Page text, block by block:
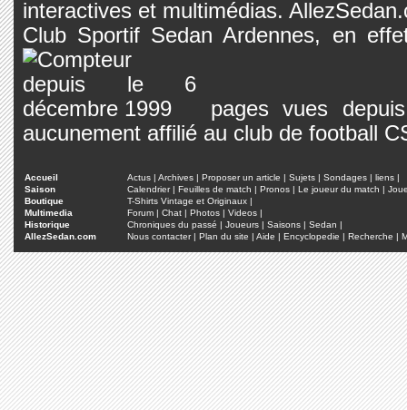
interactives et multimédias.
Club Sportif Sedan Ardennes, en
pages vues
aucunement affilié au club de football
Accueil Actus | Archives | Proposer un article | Sujets | Sondages | liens |
Saison
Calendrier| Feuilles de match | Pronos | Le joueur du match |
Boutique
T-Shirts Vintage et Originaux |
Multimedia
Forum | Chat | Photos | Videos |
Historique
Chroniques du passé | Joueurs | Saisons | Sedan |
AllezSedan.com
Nous contacter| Plan du site | Aide | Encyclopedie | Recherche |